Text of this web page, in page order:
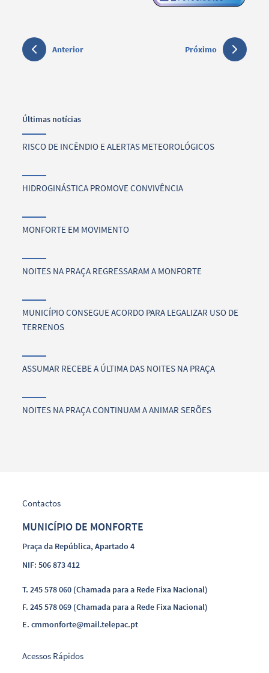
Anterior Próximo
Últimas notícias
RISCO DE INCÊNDIO E ALERTAS METEOROLÓGICOS
HIDROGINÁSTICA PROMOVE CONVIVÊNCIA
MONFORTE EM MOVIMENTO
NOITES NA PRAÇA REGRESSARAM A MONFORTE
MUNICÍPIO CONSEGUE ACORDO PARA LEGALIZAR USO DE
TERRENOS
ASSUMAR RECEBE A ÚLTIMA DAS NOITES NA PRAÇA
NOITES NA PRAÇA CONTINUAM A ANIMAR SERÕES
Contactos
MUNICÍPIO DE MONFORTE
Praça da República, Apartado 4
NIF: 506 873 412
T.245 578 060 (Chamada para a Rede Fixa Nacional)
F.245 578 069 (Chamada para a Rede Fixa Nacional)
E.cmmonforte@mail.telepac.pt
Acessos Rápidos